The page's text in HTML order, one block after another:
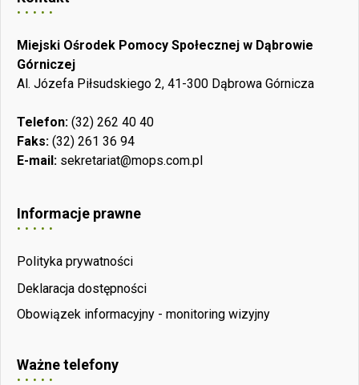
Miejski Ośrodek Pomocy Społecznej w Dąbrowie
Górniczej
Al. Józefa Piłsudskiego 2, 41-300 Dąbrowa Górnicza
Telefon: (32) 262 40 40
Faks: (32) 261 36 94
E-mail: sekretariat@mops.com.pl
Informacje prawne
Polityka prywatności
Deklaracja dostępności
Obowiązek informacyjny - monitoring wizyjny
Ważne telefony